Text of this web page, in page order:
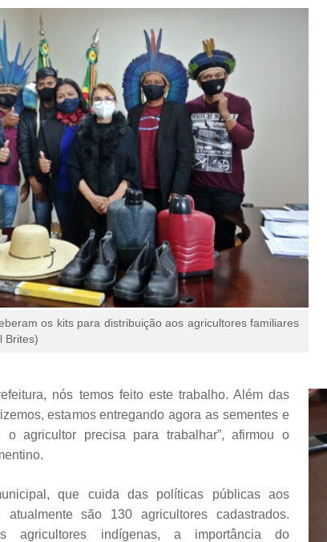
os kits para distribuição aos agricultores familiares
Brites)
nós temos feito este trabalho. Além das
estamos entregando agora as sementes e
agricultor precisa para trabalhar”, afirmou o
que cuida das políticas públicas aos
atualmente são 130 agricultores cadastrados.
agricultores indígenas, a importância do